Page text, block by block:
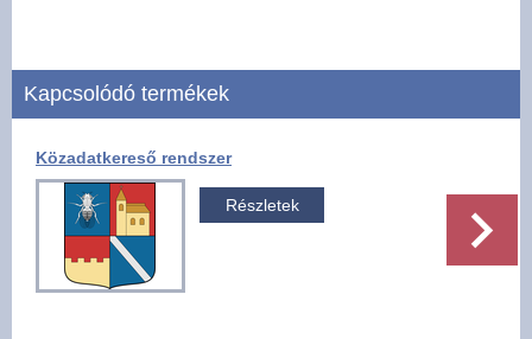
Közérdekű adatok -
Galéria
Pályázatok
Kapcsolódó termékek
Közadatkereső rendszer
Részletek